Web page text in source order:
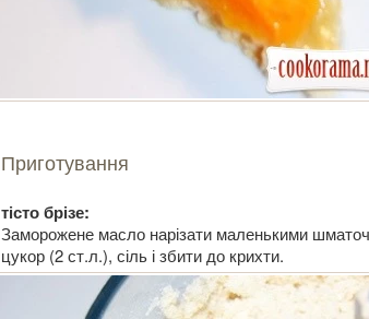
Приготування
тісто брізе:
Заморожене масло нарізати маленькими
цукор (2 ст.л.), сіль і збити до крихти.